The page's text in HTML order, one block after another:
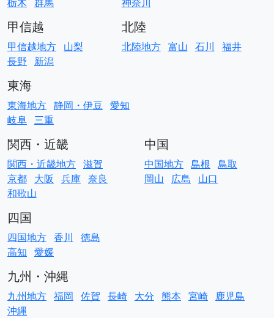
甲信越
甲信越地方 山梨
長野
新潟
北陸
北陸地方 富山 石川 福井
東海
東海地方 静岡・伊豆 愛知
岐阜 三重
関西・近畿
関西・近畿地方 滋賀
京都 大阪 兵庫 奈良
和歌山
中国
中国地方 島根 鳥取
岡山
広島 山口
四国
四国地方 香川
徳島
高知 愛媛
九州・沖縄
九州地方 福岡 佐賀 長崎 大分 熊本 宮崎
鹿児島
沖縄